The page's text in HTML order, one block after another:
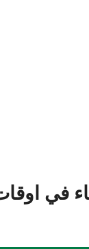
في